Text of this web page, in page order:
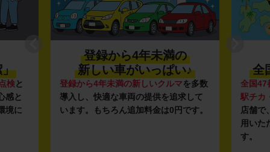
」
検と
感と
境に
登録から4年未満の
新しい車がいっぱい♪
登録から4年未満の新しいクルマを多数
導入し、快適な車両の提供を追求して
います。もちろん追加料金は0円です。
全
全国47
駅チカ
店舗で
用いた
す。